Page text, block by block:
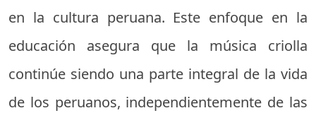
en la cultura peruana. Este enfoque en la
educación asegura que la música criolla
continúe siendo una parte integral de la vida
de los peruanos, independientemente de las